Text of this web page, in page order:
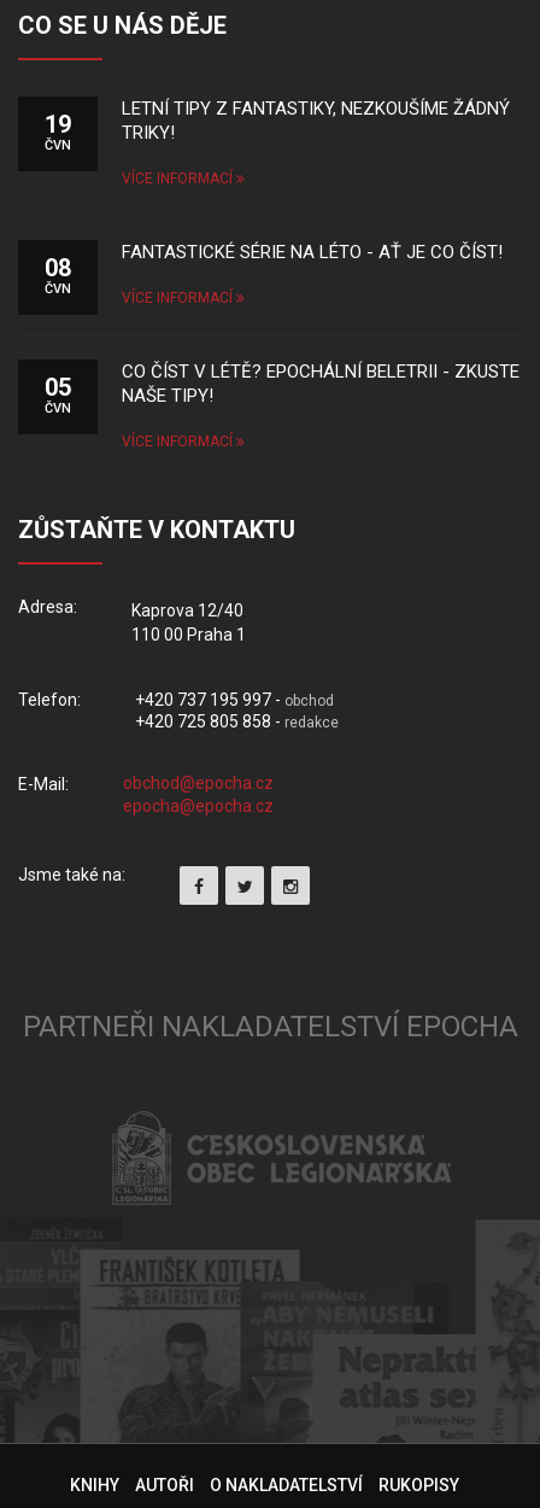
CO SE U NÁS DĚJE
19
ČVN
LETNÍ TIPY Z FANTASTIKY, NEZKOUŠÍME ŽÁDNÝ
TRIKY!
VÍCE INFORMACÍ
08
ČVN
FANTASTICKÉ SÉRIE NA LÉTO - AŤ JE CO ČÍST!
VÍCE INFORMACÍ
05
ČVN
CO ČÍST V LÉTĚ? EPOCHÁLNÍ BELETRII - ZKUSTE
NAŠE TIPY!
VÍCE INFORMACÍ
ZŮSTAŇTE V KONTAKTU
Adresa:
Kaprova 12/40
110 00 Praha 1
Telefon: +420 737 195 997 - obchod
+420 725 805 858 - redakce
E-Mail:
Jsme také na:
PARTNEŘI NAKLADATELSTVÍ EPOCHA
KNIHY AUTOŘI O NAKLADATELSTVÍ RUKOPISY